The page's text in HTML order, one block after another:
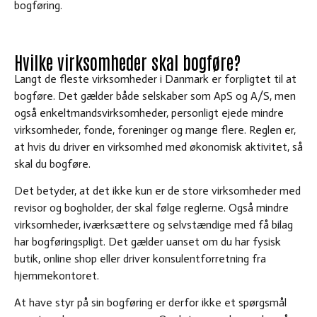
bogføring.
Hvilke virksomheder skal bogføre?
Langt de fleste virksomheder i Danmark er forpligtet til at
bogføre. Det gælder både selskaber som ApS og A/S, men
også enkeltmandsvirksomheder, personligt ejede mindre
virksomheder, fonde, foreninger og mange flere. Reglen er,
at hvis du driver en virksomhed med økonomisk aktivitet, så
skal du bogføre.
Det betyder, at det ikke kun er de store virksomheder med
revisor og bogholder, der skal følge reglerne. Også mindre
virksomheder, iværksættere og selvstændige med få bilag
har bogføringspligt. Det gælder uanset om du har fysisk
butik, online shop eller driver konsulentforretning fra
hjemmekontoret.
At have styr på sin bogføring er derfor ikke et spørgsmål